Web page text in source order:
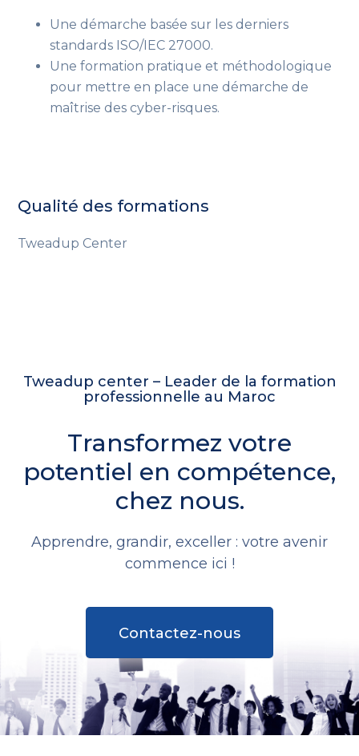
Une démarche basée sur les derniers
standards ISO/IEC 27000.
Une formation pratique et méthodologique
pour mettre en place une démarche de
maîtrise des cyber-risques.
Qualité des formations
Tweadup Center
Tweadup center – Leader de la formation
professionnelle au Maroc
Transformez votre
potentiel en compétence,
chez nous.
Apprendre, grandir, exceller : votre avenir
commence ici !
Contactez-nous